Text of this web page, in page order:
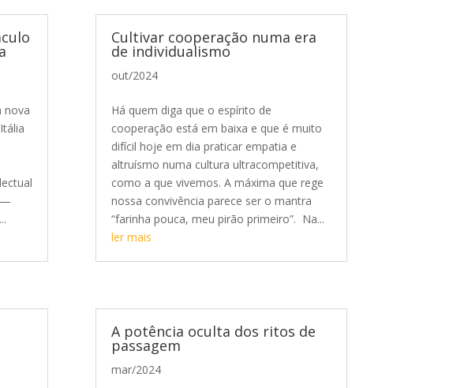
nova
—
Cultivar cooperação numa era
de individualismo
out/2024
Há quem diga que o espírito de
cooperação está em baixa e que é muito
difícil hoje em dia praticar empatia e
altruísmo numa cultura ultracompetitiva,
como a que vivemos. A máxima que rege
nossa convivência parece ser o mantra
“farinha pouca, meu pirão primeiro”. Na...
ler mais
A potência oculta dos ritos de
passagem
mar/2024